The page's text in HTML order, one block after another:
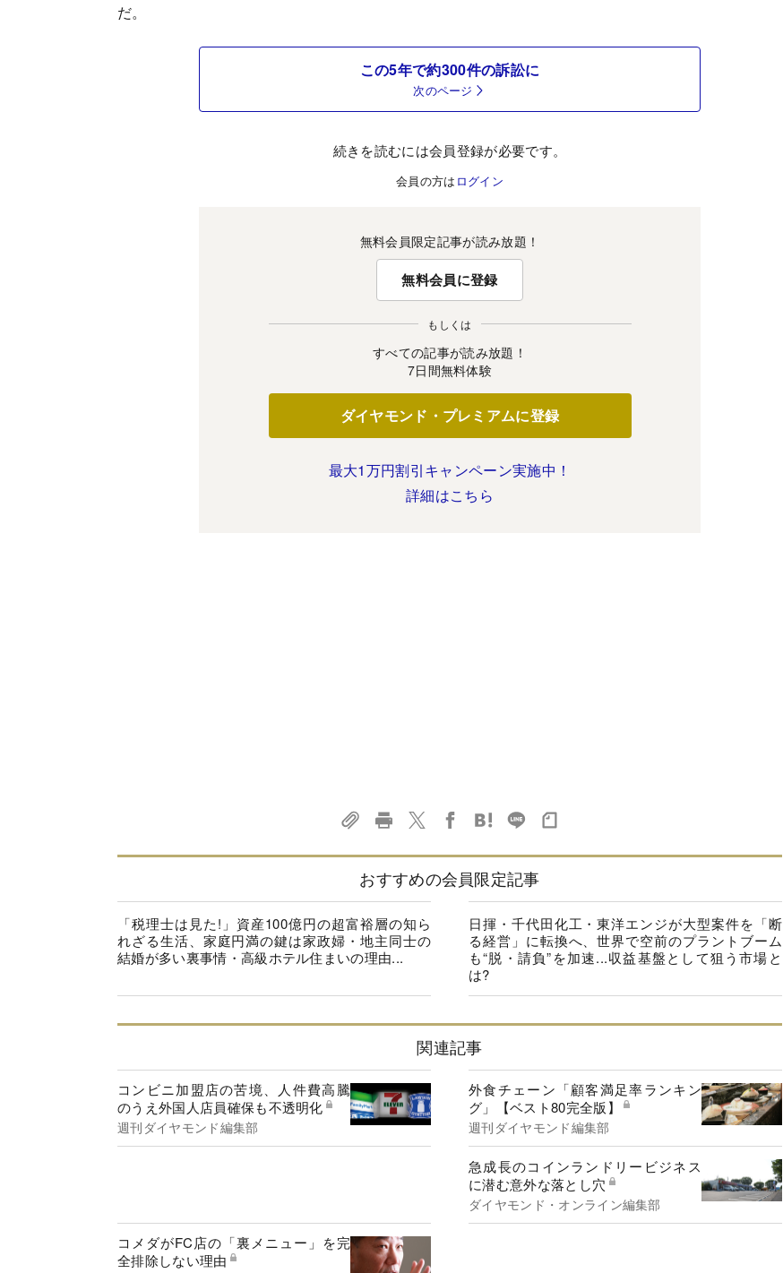
だ。
この5年で約300件の訴訟に
次のページ
続きを読むには会員登録が必要です。
会員の方は ログイン
無料会員限定記事が読み放題！
無料会員に登録
もしくは
すべての記事が読み放題！
7日間無料体験
ダイヤモンド・プレミアムに登録
最大1万円割引キャンペーン実施中！
詳細はこちら
おすすめの会員限定記事
「税理士は見た!」資産100億円の超富裕層の知ら
れざる生活、家庭円満の鍵は家政婦・地主同士の
結婚が多い裏事情・高級ホテル住まいの理由...
日揮・千代田化工・東洋エンジが大型案件を「断
る経営」に転換へ、世界で空前のプラントブーム
も“脱・請負”を加速...収益基盤として狙う市場と
は?
関連記事
コンビニ加盟店の苦境、人件費高騰
のうえ外国人店員確保も不透明化
週刊ダイヤモンド編集部
外食チェーン「顧客満足率ランキン
グ」【ベスト80完全版】
週刊ダイヤモンド編集部
急成長のコインランドリービジネス
に潜む意外な落とし穴
ダイヤモンド・オンライン編集部
コメダがFC店の「裏メニュー」を完
全排除しない理由